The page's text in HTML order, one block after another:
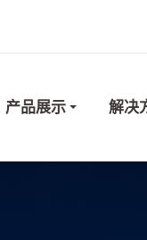
产品展示 解决